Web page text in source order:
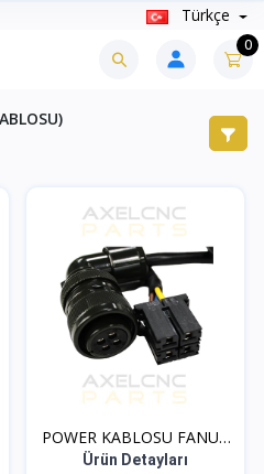
Türkçe
0
POWER KABLOSU FANUC
22-...
Ürün Detayları